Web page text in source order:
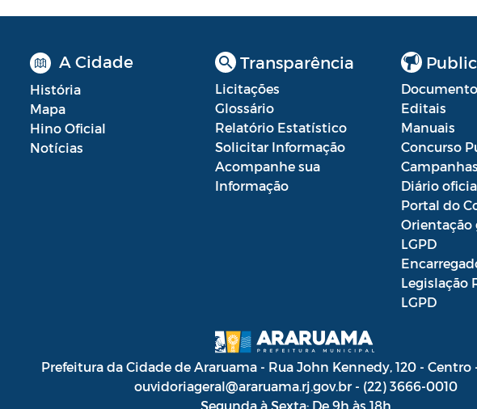
A Cidade
História
Mapa
Hino Oficial
Notícias
Transparência
Licitações
Glossário
Relatório Estatístico
Solicitar Informação
Acompanhe sua
Informação
Editais
Manuais
Concurso
Campanhas
Diário
Portal do
Orientação
LGPD
Legislação
LGPD
Prefeitura da Cidade de Araruama - Rua John Kennedy, 120 - Centro
ouvidoriageral@araruama.rj.gov.br - (22) 3666-0010
Segunda à Sexta: De 9h às 18h